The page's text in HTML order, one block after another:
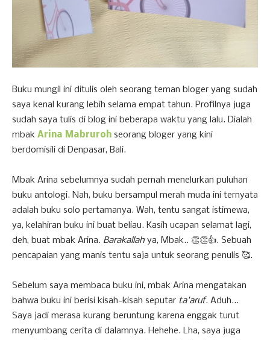
Buku mungil ini ditulis oleh seorang teman bloger yang sudah
saya kenal kurang lebih selama empat tahun. Profilnya juga
sudah saya tulis di blog ini beberapa waktu yang lalu. Dialah
mbak Arina Mabruroh seorang bloger yang kini
berdomisili di Denpasar, Bali.
Mbak Arina sebelumnya sudah pernah menelurkan puluhan
buku antologi. Nah, buku bersampul merah muda ini ternyata
adalah buku solo pertamanya. Wah, tentu sangat istimewa,
ya, kelahiran buku ini buat beliau. Kasih ucapan selamat lagi,
deh, buat mbak Arina. Barakallah ya, Mbak.. 👏👏👍. Sebuah
pencapaian yang manis tentu saja untuk seorang penulis 🥰.
Sebelum saya membaca buku ini, mbak Arina mengatakan
bahwa buku ini berisi kisah-kisah seputar ta'aruf. Aduh...
Saya jadi merasa kurang beruntung karena enggak turut
menyumbang cerita di dalamnya. Hehehe. Lha, saya juga